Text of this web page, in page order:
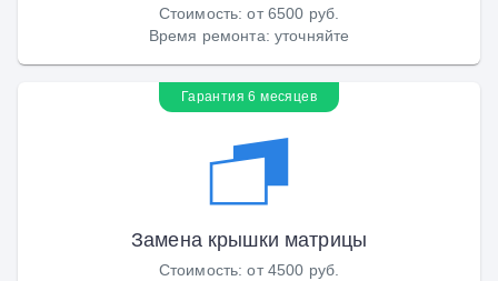
Стоимость:от 6500 руб.
Время ремонта: уточняйте
Гарантия 6 месяцев
Замена крышки матрицы
Стоимость:от 4500 руб.